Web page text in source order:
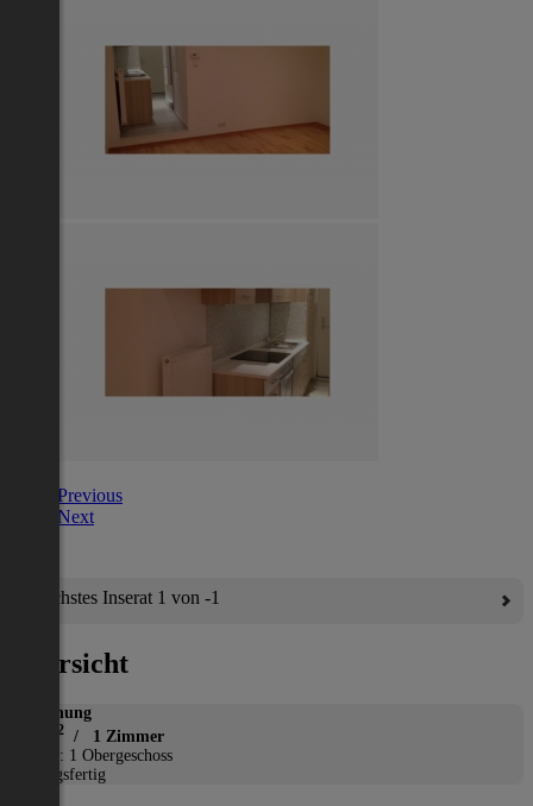
Previous
Next
Nächstes Inserat 1 von -1
Übersicht
Wohnung
2 / 1 Zimmer
Etage: 1 Obergeschoss
Bezugsfertig